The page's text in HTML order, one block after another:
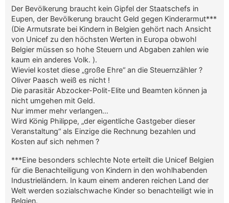
Der Bevölkerung braucht kein Gipfel der Staatschefs in
Eupen, der Bevölkerung braucht Geld gegen Kinderarmut***
(Die Armutsrate bei Kindern in Belgien gehört nach Ansicht
von Unicef zu den höchsten Werten in Europa obwohl
Belgier müssen so hohe Steuern und Abgaben zahlen wie
kaum ein anderes Volk. ).
Wieviel kostet diese „große Ehre“ an die Steuernzähler ?
Oliver Paasch weiß es nicht !
Die parasitär Abzocker-Polit-Elite und Beamten können ja
nicht umgehen mit Geld.
Nur immer mehr verlangen…
Wird König Philippe, „der eigentliche Gastgeber dieser
Veranstaltung“ als Einzige die Rechnung bezahlen und
Kosten auf sich nehmen ?
***Eine besonders schlechte Note erteilt die Unicef Belgien
für die Benachteiligung von Kindern in den wohlhabenden
Industrieländern. In kaum einem anderen reichen Land der
Welt werden sozialschwache Kinder so benachteiligt wie in
Belgien.